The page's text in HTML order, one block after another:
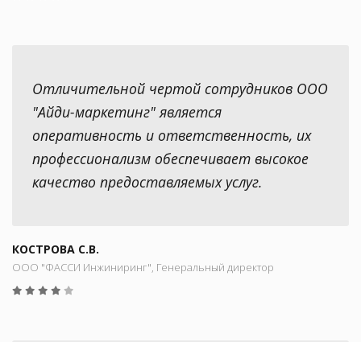
Отличительной чертой сотрудников ООО
"Айди-маркетинг" является
оперативность и ответственность, их
профессионализм обеспечивает высокое
качество предоставляемых услуг.
КОСТРОВА С.В.
ООО "ФАССИ Инжиниринг", Генеральный директор